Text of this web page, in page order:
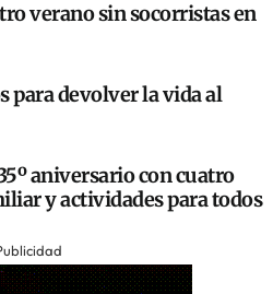
verano sin socorristas en
para devolver la vida al
aniversario con cuatro
y actividades para todos